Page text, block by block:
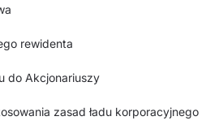
rewidenta
do Akcjonariuszy
zasad ładu korporacyjnego